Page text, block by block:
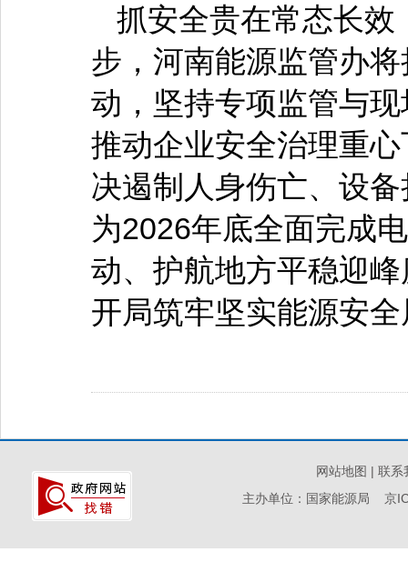
抓安全贵在常态长
步，河南能源监管办
动，坚持专项监管与
推动企业安全治理重
决遏制人身伤亡、设
为2026年底全面完成
动、护航地方平稳迎
开局筑牢坚实能源安